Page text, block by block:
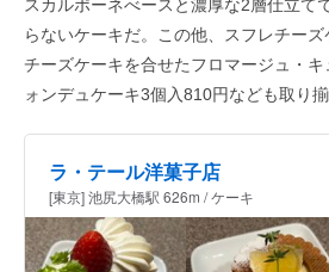
スカルポーネべースと濃厚な2層仕立て
らないケーキだ。この他、スフレチー
チーズケーキを合せたフロマージュ・
ォンデュケーキ3個入810円なども取り揃
ラ・テール洋菓子店
[東京] 池尻大橋駅 626m / ケーキ